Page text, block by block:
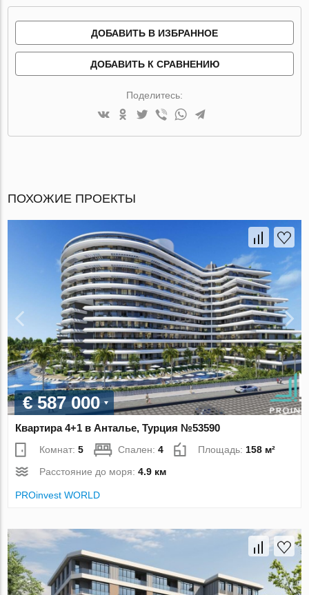
ДОБАВИТЬ В ИЗБРАННОЕ
ДОБАВИТЬ К СРАВНЕНИЮ
Поделитесь:
ПОХОЖИЕ ПРОЕКТЫ
€ 587 000
Квартира 4+1 в Анталье, Турция №53590
Комнат:5 Спален:4 Площадь:158 м²
Расстояние до моря:4.9 км
PROinvest WORLD